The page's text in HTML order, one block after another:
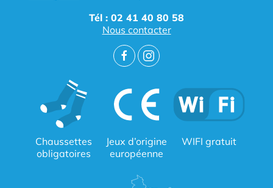
Tél : 02 41 40 80 58
Nous contacter
Chaussettes
obligatoires
Jeux d’origine
européenne
WIFI gratuit